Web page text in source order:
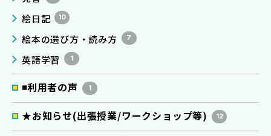
絵日記 10
絵本の選び方・読み方 7
英語学習 1
◾️利用者の声 1
★お知らせ(出張授業/ワークショップ等) 12